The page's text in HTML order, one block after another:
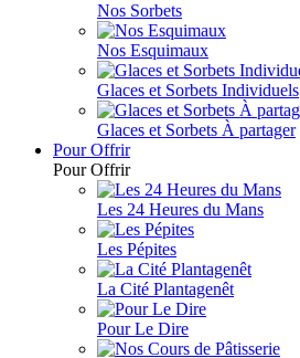
Nos Sorbets
Nos Esquimaux
Glaces et Sorbets Individuels
Glaces et Sorbets À partager
Pour Offrir
Pour Offrir
Les 24 Heures du Mans
Les Pépites
La Cité Plantagenêt
Pour Le Dire